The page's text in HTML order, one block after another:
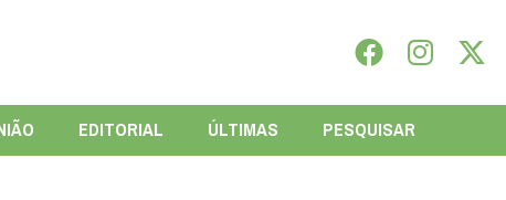
EDITORIAL ÚLTIMAS PESQUISAR